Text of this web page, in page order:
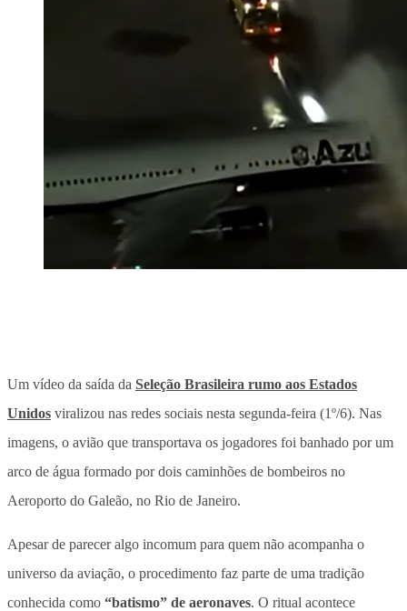
Um vídeo da saída da Seleção Brasileira rumo aos Estados
Unidos viralizou nas redes sociais nesta segunda-feira (1º/6). Nas
imagens, o avião que transportava os jogadores foi banhado por um
arco de água formado por dois caminhões de bombeiros no
Aeroporto do Galeão, no Rio de Janeiro.
Apesar de parecer algo incomum para quem não acompanha o
universo da aviação, o procedimento faz parte de uma tradição
conhecida como “batismo” de aeronaves. O ritual acontece